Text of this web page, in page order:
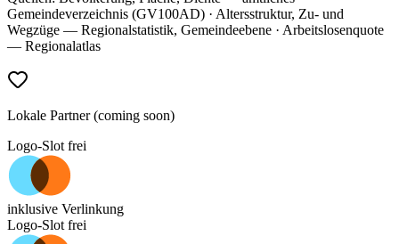
Gemeindeverzeichnis (GV100AD) · Altersstruktur, Zu- und
Wegzüge — Regionalstatistik, Gemeindeebene · Arbeitslosenquote
— Regionalatlas
Lokale Partner (coming soon)
Logo-Slot frei
inklusive Verlinkung
Logo-Slot frei